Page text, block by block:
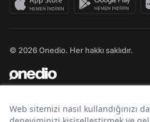
© 2026 Onedio. Her hakkı saklıdır.
Bir markasıdır.